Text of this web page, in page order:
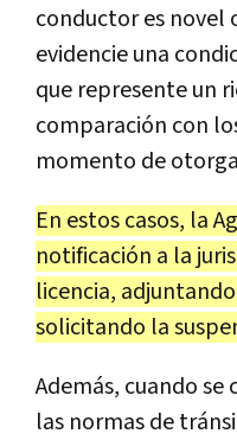
conductor es novel
evidencie una
que represente un
comparación con
momento de
En estos casos, la
notificación a la
licencia,
solicitando la
Además, cuando
las normas de